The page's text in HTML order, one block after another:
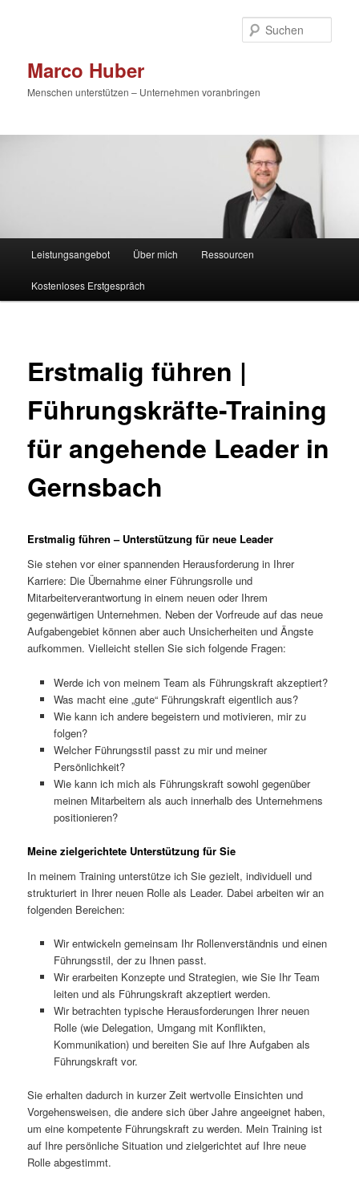
Marco Huber
Menschen unterstützen – Unternehmen voranbringen
Leistungsangebot Über mich Ressourcen
Kostenloses Erstgespräch
Erstmalig führen |
Führungskräfte-Training
für angehende Leader in
Gernsbach
Erstmalig führen – Unterstützung für neue Leader
Sie stehen vor einer spannenden Herausforderung in Ihrer
Karriere: Die Übernahme einer Führungsrolle und
Mitarbeiterverantwortung in einem neuen oder Ihrem
gegenwärtigen Unternehmen. Neben der Vorfreude auf das neue
Aufgabengebiet können aber auch Unsicherheiten und Ängste
aufkommen. Vielleicht stellen Sie sich folgende Fragen:
Werde ich von meinem Team als Führungskraft akzeptiert?
Was macht eine „gute“ Führungskraft eigentlich aus?
Wie kann ich andere begeistern und motivieren, mir zu
folgen?
Welcher Führungsstil passt zu mir und meiner
Persönlichkeit?
Wie kann ich mich als Führungskraft sowohl gegenüber
meinen Mitarbeitern als auch innerhalb des Unternehmens
positionieren?
Meine zielgerichtete Unterstützung für Sie
In meinem Training unterstütze ich Sie gezielt, individuell und
strukturiert in Ihrer neuen Rolle als Leader. Dabei arbeiten wir an
folgenden Bereichen:
Wir entwickeln gemeinsam Ihr Rollenverständnis und einen
Führungsstil, der zu Ihnen passt.
Wir erarbeiten Konzepte und Strategien, wie Sie Ihr Team
leiten und als Führungskraft akzeptiert werden.
Wir betrachten typische Herausforderungen Ihrer neuen
Rolle (wie Delegation, Umgang mit Konflikten,
Kommunikation) und bereiten Sie auf Ihre Aufgaben als
Führungskraft vor.
Sie erhalten dadurch in kurzer Zeit wertvolle Einsichten und
Vorgehensweisen, die andere sich über Jahre angeeignet haben,
um eine kompetente Führungskraft zu werden. Mein Training ist
auf Ihre persönliche Situation und zielgerichtet auf Ihre neue
Rolle abgestimmt.